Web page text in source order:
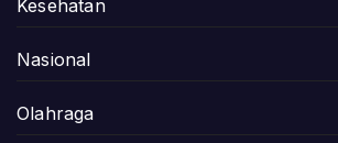
Kesehatan
Nasional
Olahraga